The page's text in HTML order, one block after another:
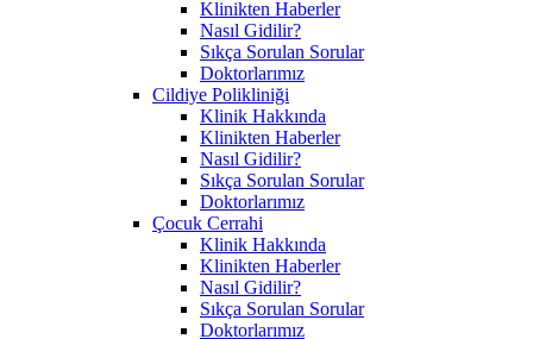
Klinikten Haberler
Nasıl Gidilir?
Sıkça Sorulan Sorular
Doktorlarımız
Cildiye Polikliniği
Klinik Hakkında
Klinikten Haberler
Nasıl Gidilir?
Sıkça Sorulan Sorular
Doktorlarımız
Çocuk Cerrahi
Klinik Hakkında
Klinikten Haberler
Nasıl Gidilir?
Sıkça Sorulan Sorular
Doktorlarımız